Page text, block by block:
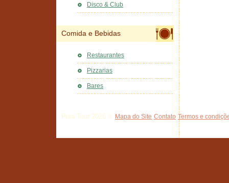
Disco & Club
Comida e Bebidas
Restaurantes
Pizzarias
Bares
Pisa Tour 2026 © Mapa do Site Contato Termos e